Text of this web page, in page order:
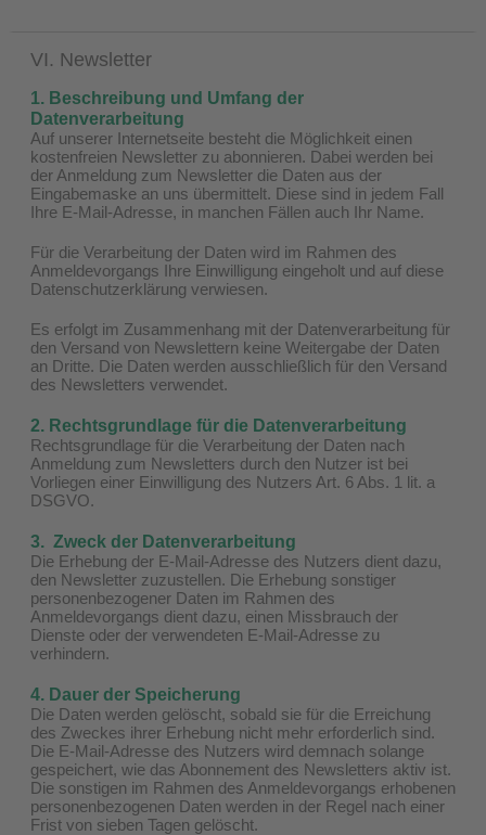
VI. Newsletter
1. Beschreibung und Umfang der
Datenverarbeitung
Auf unserer Internetseite besteht die Möglichkeit einen
kostenfreien Newsletter zu abonnieren. Dabei werden bei
der Anmeldung zum Newsletter die Daten aus der
Eingabemaske an uns übermittelt. Diese sind in jedem Fall
Ihre E-Mail-Adresse, in manchen Fällen auch Ihr Name.
Für die Verarbeitung der Daten wird im Rahmen des
Anmeldevorgangs Ihre Einwilligung eingeholt und auf diese
Datenschutzerklärung verwiesen.
Es erfolgt im Zusammenhang mit der Datenverarbeitung für
den Versand von Newslettern keine Weitergabe der Daten
an Dritte. Die Daten werden ausschließlich für den Versand
des Newsletters verwendet.
2. Rechtsgrundlage für die Datenverarbeitung
Rechtsgrundlage für die Verarbeitung der Daten nach
Anmeldung zum Newsletters durch den Nutzer ist bei
Vorliegen einer Einwilligung des Nutzers Art. 6 Abs. 1 lit. a
DSGVO.
3. Zweck der Datenverarbeitung
Die Erhebung der E-Mail-Adresse des Nutzers dient dazu,
den Newsletter zuzustellen. Die Erhebung sonstiger
personenbezogener Daten im Rahmen des
Anmeldevorgangs dient dazu, einen Missbrauch der
Dienste oder der verwendeten E-Mail-Adresse zu
verhindern.
4. Dauer der Speicherung
Die Daten werden gelöscht, sobald sie für die Erreichung
des Zweckes ihrer Erhebung nicht mehr erforderlich sind.
Die E-Mail-Adresse des Nutzers wird demnach solange
gespeichert, wie das Abonnement des Newsletters aktiv ist.
Die sonstigen im Rahmen des Anmeldevorgangs erhobenen
personenbezogenen Daten werden in der Regel nach einer
Frist von sieben Tagen gelöscht.